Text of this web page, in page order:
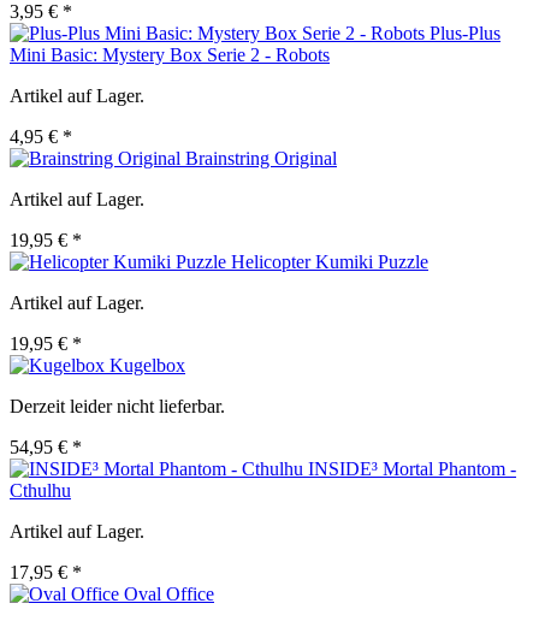
3,95 € *
Plus-Plus
Mini Basic: Mystery Box Serie 2 - Robots
Artikel auf Lager.
4,95 € *
Brainstring Original
Artikel auf Lager.
19,95 € *
Helicopter Kumiki Puzzle
Artikel auf Lager.
19,95 € *
Kugelbox
Derzeit leider nicht lieferbar.
54,95 € *
INSIDE³ Mortal Phantom -
Cthulhu
Artikel auf Lager.
17,95 € *
Oval Office